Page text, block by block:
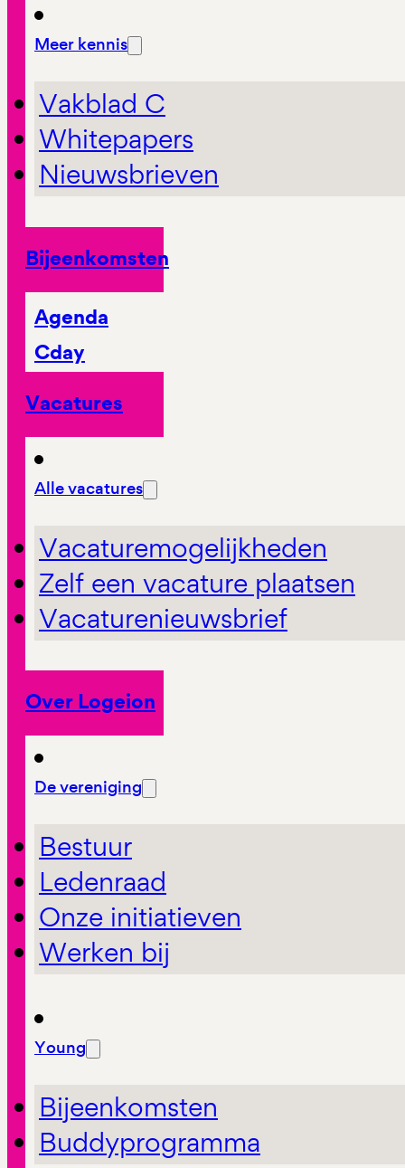
Meer kennis
Vakblad C
Whitepapers
Nieuwsbrieven
Bijeenkomsten
Agenda
Cday
Vacatures
Alle vacatures
Vacaturemogelijkheden
Zelf een vacature plaatsen
Vacaturenieuwsbrief
Over Logeion
De vereniging
Bestuur
Ledenraad
Onze initiatieven
Werken bij
Young
Bijeenkomsten
Buddyprogramma